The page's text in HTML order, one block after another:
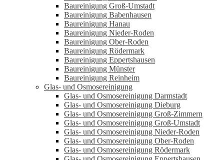
Baureinigung Groß-Umstadt
Baureinigung Babenhausen
Baureinigung Hanau
Baureinigung Nieder-Roden
Baureinigung Ober-Roden
Baureinigung Rödermark
Baureinigung Eppertshausen
Baureinigung Münster
Baureinigung Reinheim
Glas- und Osmosereinigung
Glas- und Osmosereinigung Darmstadt
Glas- und Osmosereinigung Dieburg
Glas- und Osmosereinigung Groß-Zimmern
Glas- und Osmosereinigung Groß-Umstadt
Glas- und Osmosereinigung Nieder-Roden
Glas- und Osmosereinigung Ober-Roden
Glas- und Osmosereinigung Rödermark